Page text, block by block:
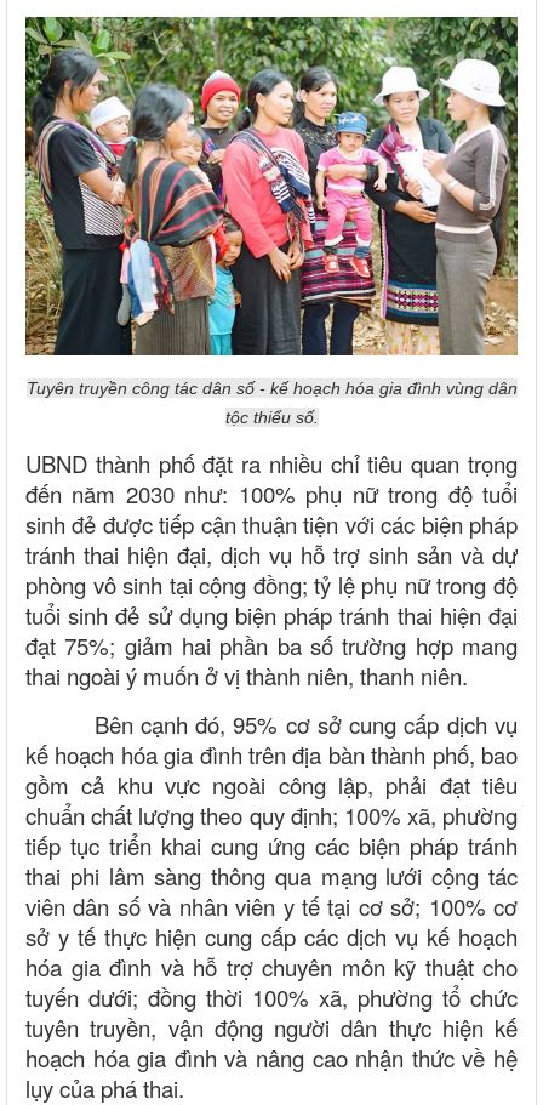
Tuyên truyền công tác dân số - kế hoạch hóa gia đình vùng dân
tộc thiểu số.
UBND thành phố đặt ra nhiều chỉ tiêu quan trọng
đến năm 2030 như: 100% phụ nữ trong độ tuổi
sinh đẻ được tiếp cận thuận tiện với các biện pháp
tránh thai hiện đại, dịch vụ hỗ trợ sinh sản và dự
phòng vô sinh tại cộng đồng; tỷ lệ phụ nữ trong độ
tuổi sinh đẻ sử dụng biện pháp tránh thai hiện đại
đạt 75%; giảm hai phần ba số trường hợp mang
thai ngoài ý muốn ở vị thành niên, thanh niên.
Bên cạnh đó, 95% cơ sở cung cấp dịch vụ
kế hoạch hóa gia đình trên địa bàn thành phố, bao
gồm cả khu vực ngoài công lập, phải đạt tiêu
chuẩn chất lượng theo quy định; 100% xã, phường
tiếp tục triển khai cung ứng các biện pháp tránh
thai phi lâm sàng thông qua mạng lưới cộng tác
viên dân số và nhân viên y tế tại cơ sở; 100% cơ
sở y tế thực hiện cung cấp các dịch vụ kế hoạch
hóa gia đình và hỗ trợ chuyên môn kỹ thuật cho
tuyến dưới; đồng thời 100% xã, phường tổ chức
tuyên truyền, vận động người dân thực hiện kế
hoạch hóa gia đình và nâng cao nhận thức về hệ
lụy của phá thai.